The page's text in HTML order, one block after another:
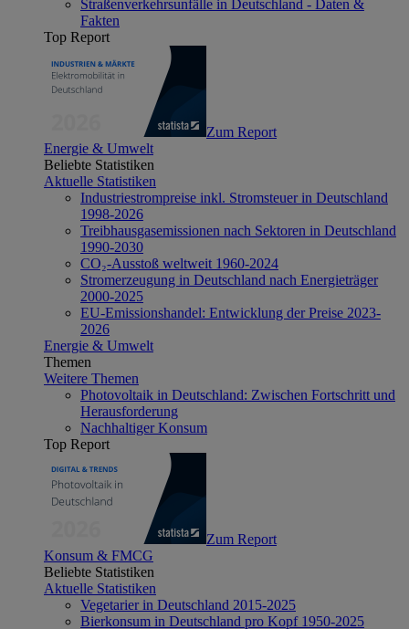
Straßenverkehrsunfälle in Deutschland - Daten &
Fakten
Top Report
Zum Report
Energie & Umwelt
Beliebte Statistiken
Aktuelle Statistiken
Industriestrompreise inkl. Stromsteuer in Deutschland
1998-2026
Treibhausgasemissionen nach Sektoren in Deutschland
1990-2030
CO₂-Ausstoß weltweit 1960-2024
Stromerzeugung in Deutschland nach Energieträger
2000-2025
EU-Emissionshandel: Entwicklung der Preise 2023-
2026
Energie & Umwelt
Themen
Weitere Themen
Photovoltaik in Deutschland: Zwischen Fortschritt und
Herausforderung
Nachhaltiger Konsum
Top Report
Zum Report
Konsum & FMCG
Beliebte Statistiken
Aktuelle Statistiken
Vegetarier in Deutschland 2015-2025
Bierkonsum in Deutschland pro Kopf 1950-2025